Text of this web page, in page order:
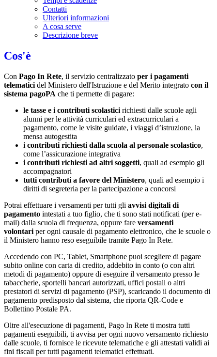
Contatti
Ulteriori informazioni
A cosa serve
Descrizione breve
Cos'è
Con Pago In Rete, il servizio centralizzato per i pagamenti
telematici del Ministero dell'Istruzione e del Merito integrato con il
sistema pagoPA che ti permette di pagare:
le tasse e i contributi scolastici richiesti dalle scuole agli
alunni per le attività curriculari ed extracurriculari a
pagamento, come le visite guidate, i viaggi d’istruzione, la
mensa autogestita
i contributi richiesti dalla scuola al personale scolastico,
come l’assicurazione integrativa
i contributi richiesti ad altri soggetti, quali ad esempio gli
accompagnatori
tutti contributi a favore del Ministero, quali ad esempio i
diritti di segreteria per la partecipazione a concorsi
Potrai effettuare i versamenti per tutti gli avvisi digitali di
pagamento intestati a tuo figlio, che ti sono stati notificati (per e-
mail) dalla scuola di frequenza, oppure fare versamenti
volontari per ogni causale di pagamento elettronico, che le scuole o
il Ministero hanno reso eseguibile tramite Pago In Rete.
Accedendo con PC, Tablet, Smartphone puoi scegliere di pagare
subito online con carta di credito, addebito in conto (o con altri
metodi di pagamento) oppure di eseguire il versamento presso le
tabaccherie, sportelli bancari autorizzati, uffici postali o altri
prestatori di servizi di pagamento (PSP), scaricando il documento di
pagamento predisposto dal sistema, che riporta QR-Code e
Bollettino Postale PA.
Oltre all'esecuzione di pagamenti, Pago In Rete ti mostra tutti
pagamenti eseguibili, ti avvisa per ogni nuovo versamento richiesto
dalle scuole, ti fornisce le ricevute telematiche e gli attestati validi ai
fini fiscali per tutti pagamenti telematici effettuati.